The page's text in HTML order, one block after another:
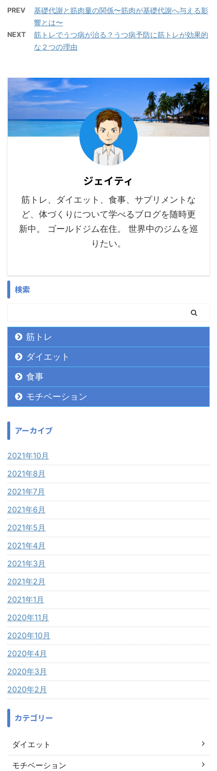
PREV
基礎代謝と筋肉量の関係〜筋肉が基礎代謝へ与える影
響とは〜
NEXT
筋トレでうつ病が治る？うつ病予防に筋トレが効果的
な２つの理由
ジェイティ
筋トレ、ダイエット、食事、サプリメントな
ど、体づくりについて学べるブログを随時更
新中。 ゴールドジム在住。 世界中のジムを巡
りたい。
検索
筋トレ
ダイエット
食事
モチベーション
アーカイブ
2021年10月
2021年8月
2021年7月
2021年6月
2021年5月
2021年4月
2021年3月
2021年2月
2021年1月
2020年11月
2020年10月
2020年4月
2020年3月
2020年2月
カテゴリー
ダイエット
モチベーション